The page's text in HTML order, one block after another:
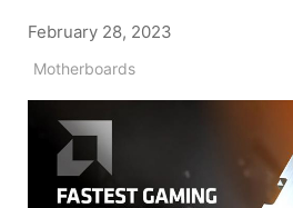
February 28, 2023
Motherboards